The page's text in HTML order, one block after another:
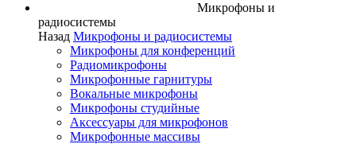
Микрофоны и
радиосистемы
Назад Микрофоны и радиосистемы
Микрофоны для конференций
Радиомикрофоны
Микрофонные гарнитуры
Вокальные микрофоны
Микрофоны студийные
Аксессуары для микрофонов
Микрофонные массивы